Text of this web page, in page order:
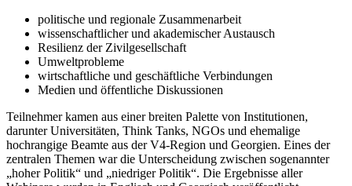
politische und regionale Zusammenarbeit
wissenschaftlicher und akademischer Austausch
Resilienz der Zivilgesellschaft
Umweltprobleme
wirtschaftliche und geschäftliche Verbindungen
Medien und öffentliche Diskussionen
Teilnehmer kamen aus einer breiten Palette von Institutionen,
darunter Universitäten, Think Tanks, NGOs und ehemalige
hochrangige Beamte aus der V4-Region und Georgien. Eines der
zentralen Themen war die Unterscheidung zwischen sogenannter
„hoher Politik“ und „niedriger Politik“. Die Ergebnisse aller